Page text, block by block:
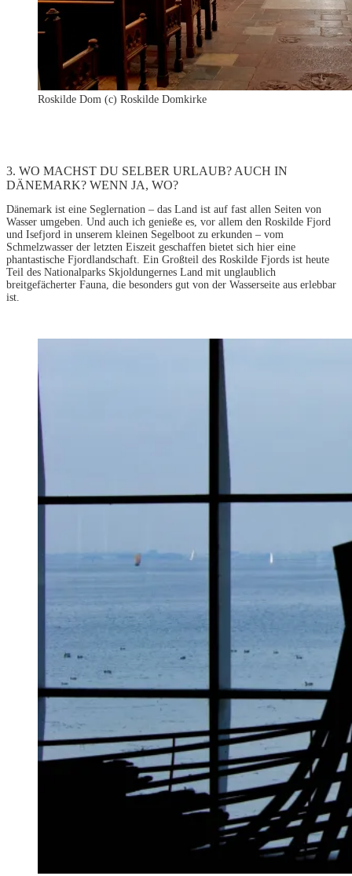
Roskilde Dom (c) Roskilde Domkirke
3. WO MACHST DU SELBER URLAUB? AUCH IN
DÄNEMARK? WENN JA, WO?
Dänemark ist eine Seglernation – das Land ist auf fast allen Seiten von
Wasser umgeben. Und auch ich genieße es, vor allem den Roskilde Fjord
und Isefjord in unserem kleinen Segelboot zu erkunden – vom
Schmelzwasser der letzten Eiszeit geschaffen bietet sich hier eine
phantastische Fjordlandschaft. Ein Großteil des Roskilde Fjords ist heute
Teil des Nationalparks Skjoldungernes Land mit unglaublich
breitgefächerter Fauna, die besonders gut von der Wasserseite aus erlebbar
ist.